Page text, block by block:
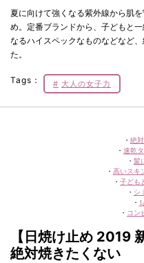
夏に向けて強くなる紫外線から肌
め。定番ブランドから、子どもと
なるハイスペックなものなどなど
た。
Tags： 大人の女子力
・ 絶
・ 速乾
・ 髪
・ 高いスキ
・ 子ども
・ シ
・
・ コン
【日焼け止め 2019
絶対焼きたくない